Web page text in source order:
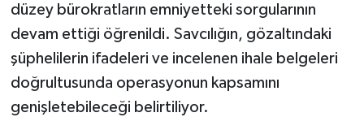
düzey bürokratların emniyetteki sorgularının
devam ettiği öğrenildi. Savcılığın, gözaltındaki
şüphelilerin ifadeleri ve incelenen ihale belgeleri
doğrultusunda operasyonun kapsamını
genişletebileceği belirtiliyor.